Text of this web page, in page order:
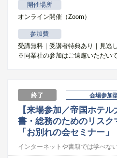
開催場所
オンライン開催（Zoom）
参加費
受講無料｜受講者特典あり｜見逃
※同業社の参加はご遠慮いただいて
終了 会場参加
【来場参加／帝国ホテ
書・総務のためのリスク
「お別れの会セミナー」
インターネットや書籍では学べない